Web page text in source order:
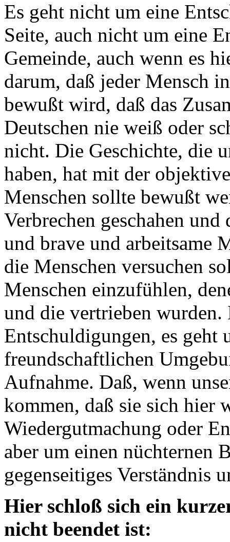
Es geht nicht um eine
Seite, auch nicht um eine
Gemeinde, auch wenn es
darum, daß jeder Mensch
bewußt wird, daß das
Deutschen nie weiß oder
nicht. Die Geschichte, die
haben, hat mit der
Menschen sollte bewußt
Verbrechen geschahen
und brave und arbeitsame
die Menschen versuchen
Menschen einzufühlen,
und die vertrieben wurden.
Entschuldigungen, es geht
freundschaftlichen
Aufnahme. Daß, wenn
kommen, daß sie sich hier
Wiedergutmachung oder
aber um einen nüchternen
gegenseitiges Verständnis
Hier schloß sich ein
nicht beendet ist: